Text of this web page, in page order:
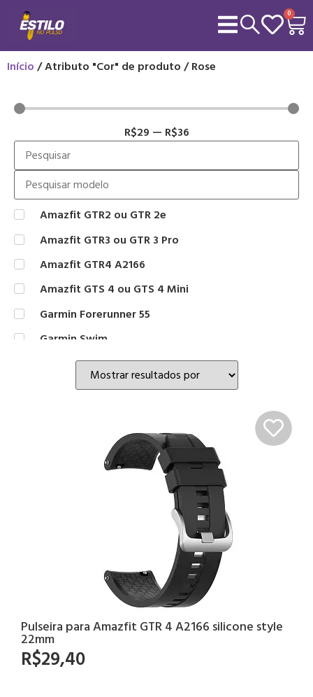
0
Início / Atributo "Cor" de produto / Rose
R$29 — R$36
Amazfit GTR2 ou GTR 2e
Amazfit GTR3 ou GTR 3 Pro
Amazfit GTR4 A2166
Amazfit GTS 4 ou GTS 4 Mini
Garmin Forerunner 55
Garmin Swim
Garmin Venu
Huawei Watch GT3 42mm
Redmi Mi Watch Lite
Pulseira para Amazfit GTR 4 A2166 silicone style
22mm
R$29,40